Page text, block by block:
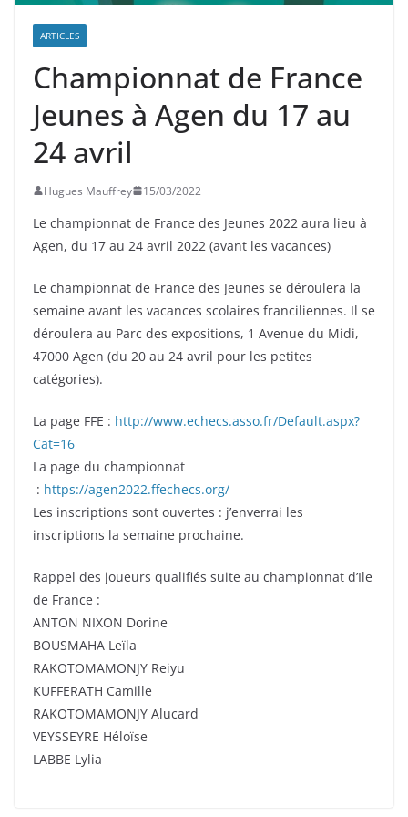
ARTICLES
Championnat de France
Jeunes à Agen du 17 au
24 avril
Hugues Mauffrey 15/03/2022
Le championnat de France des Jeunes 2022 aura lieu à
Agen, du 17 au 24 avril 2022 (avant les vacances)
Le championnat de France des Jeunes se déroulera la
semaine avant les vacances scolaires franciliennes. Il se
déroulera au Parc des expositions, 1 Avenue du Midi,
47000 Agen (du 20 au 24 avril pour les petites
catégories).
La page FFE : http://www.echecs.asso.fr/Default.aspx?
Cat=16
La page du championnat
: https://agen2022.ffechecs.org/
Les inscriptions sont ouvertes : j’enverrai les
inscriptions la semaine prochaine.
Rappel des joueurs qualifiés suite au championnat d’Ile
de France :
ANTON NIXON Dorine
BOUSMAHA Leïla
RAKOTOMAMONJY Reiyu
KUFFERATH Camille
RAKOTOMAMONJY Alucard
VEYSSEYRE Héloïse
LABBE Lylia